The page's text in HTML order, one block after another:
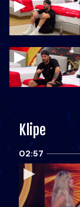
Klipe
02:57